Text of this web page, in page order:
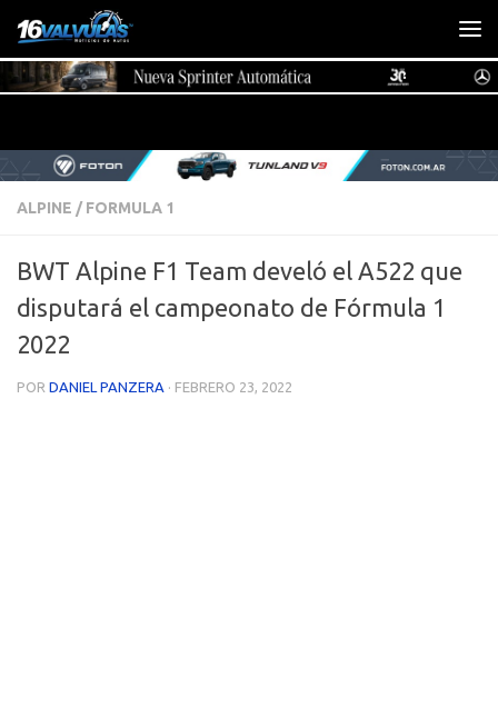
Saltar al contenido
ALPINE / FORMULA 1
BWT Alpine F1 Team develó el A522 que
disputará el campeonato de Fórmula 1
2022
POR DANIEL PANZERA · FEBRERO 23, 2022